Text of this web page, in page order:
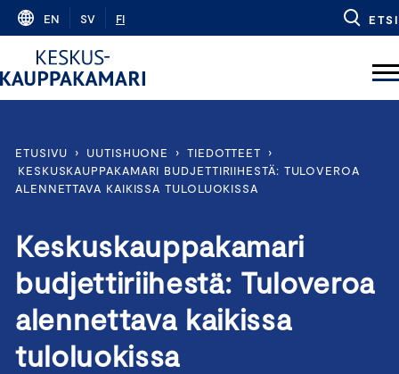
Skip
content
EN SV FI ETSI
ETUSIVU › UUTISHUONE › TIEDOTTEET
›
KESKUSKAUPPAKAMARI BUDJETTIRIIHESTÄ: TULOVEROA
ALENNETTAVA KAIKISSA TULOLUOKISSA
Keskuskauppakamari
budjettiriihestä: Tuloveroa
alennettava kaikissa
tuloluokissa